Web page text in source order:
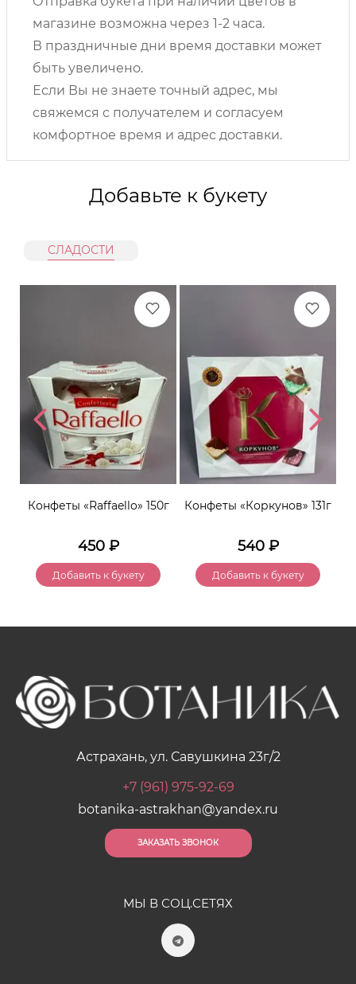
магазине возможна через 1-2 часа.
В праздничные дни время доставки может
быть увеличено.
Если Вы не знаете точный адрес, мы
свяжемся с получателем и согласуем
комфортное время и адрес доставки.
Добавьте к букету
СЛАДОСТИ
Конфеты «Raffaello» 150г
450₽
Добавить к букету
Конфеты «Коркунов» 131г
540₽
Добавить к букету
Астрахань, ул. Савушкина 23г/2
+7 (961) 975-92-69
botanika-astrakhan@yandex.ru
ЗАКАЗАТЬ ЗВОНОК
МЫ В СОЦ.СЕТЯХ